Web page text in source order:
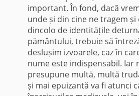
important. În fond, dacă
unde și din cine ne tragem și
dincolo de identitățile
pământului, trebuie să
deslușim izvoarele, caz în
nume este indispensabil. Iar
presupune multă, multă
și mai epuizantă va fi atunci